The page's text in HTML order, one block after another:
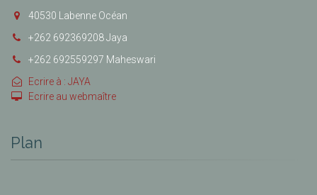
40530 Labenne Océan
+262 692369208 Jaya
+262 692559297 Maheswari
Ecrire à : JAYA
Ecrire au webmaître
Plan